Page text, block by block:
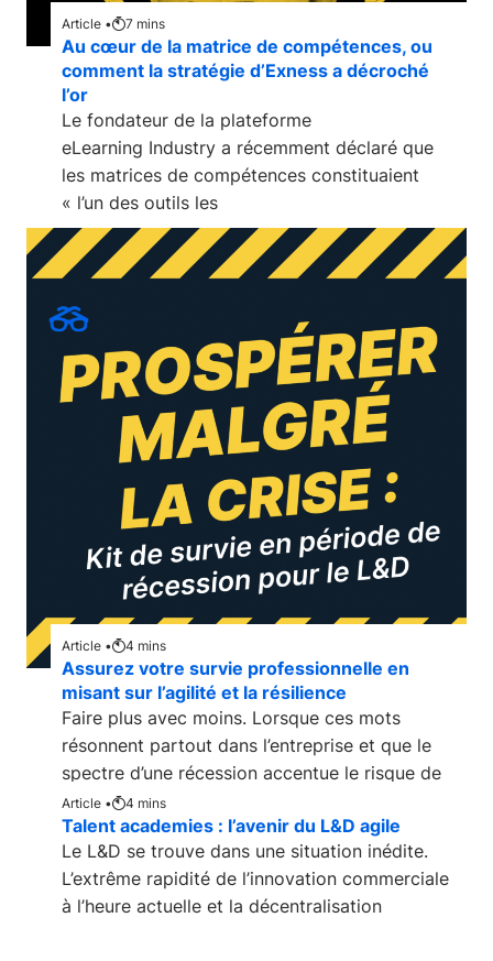
Article • 7 mins
Au cœur de la matrice de compétences, ou
comment la stratégie d’Exness a décroché
l’or
Le fondateur de la plateforme
eLearning Industry a récemment déclaré que
les matrices de compétences constituaient
« l’un des outils les
Article • 4 mins
Assurez votre survie professionnelle en
misant sur l’agilité et la résilience
Faire plus avec moins. Lorsque ces mots
résonnent partout dans l’entreprise et que le
spectre d’une récession accentue le risque de
coupes
Article • 4 mins
Talent academies : l’avenir du L&D agile
Le L&D se trouve dans une situation inédite.
L’extrême rapidité de l’innovation commerciale
à l’heure actuelle et la décentralisation